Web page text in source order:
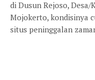
di Dusun Rejoso, Desa/
Mojokerto, kondisinya
situs peninggalan